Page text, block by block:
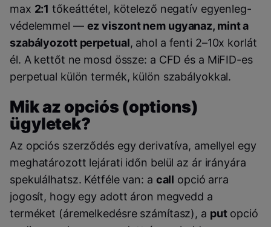
max 2:1 tőkeáttétel, kötelező negatív egyenleg-
védelemmel — ez viszont nem ugyanaz, mint a
szabályozott perpetual, ahol a fenti 2–10x korlát
él. A kettőt ne mosd össze: a CFD és a MiFID-es
perpetual külön termék, külön szabályokkal.
Mik az opciós (options)
ügyletek?
Az opciós szerződés egy derivatíva, amellyel egy
meghatározott lejárati időn belül az ár irányára
spekulálhatsz. Kétféle van: a call opció arra
jogosít, hogy egy adott áron megvedd a
terméket (áremelkedésre számítasz), a putopció